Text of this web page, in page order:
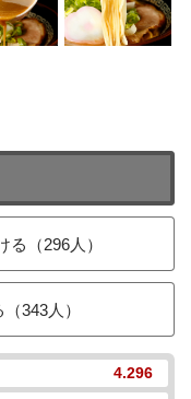
る（296人）
343人）
4.296